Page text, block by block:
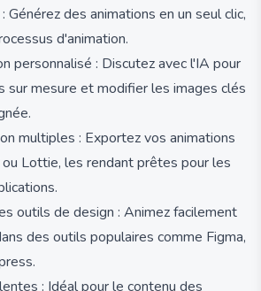
Générez des animations en un seul clic,
d'animation.
personnalisé : Discutez avec l'IA pour
sur mesure et modifier les images clés
multiples : Exportez vos animations
Lottie, les rendant prêtes pour les
outils de design : Animez facilement
des outils populaires comme Figma,
: Idéal pour le contenu des